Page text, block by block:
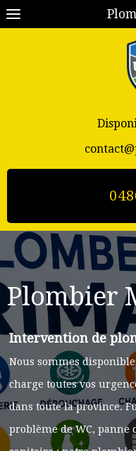
Plombier
Intervention de
Nous sommes
charge toutes vos
dans toute la province.
problème de WC, panne